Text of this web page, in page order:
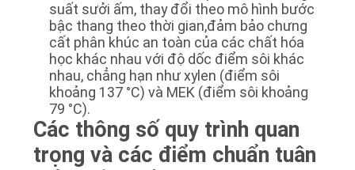
suất sưởi ấm, thay đổi theo mô hình bước
bậc thang theo thời gian,đảm bảo chưng
cất phân khúc an toàn của các chất hóa
học khác nhau với độ dốc điểm sôi khác
nhau, chẳng hạn như xylen (điểm sôi
khoảng 137 °C) và MEK (điểm sôi khoảng
79 °C).
Các thông số quy trình quan
trọng và các điểm chuẩn tuân